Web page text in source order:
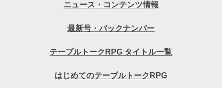
ニュース・コンテンツ情報
最新号・バックナンバー
テーブルトークRPG タイトル一覧
はじめてのテーブルトークRPG